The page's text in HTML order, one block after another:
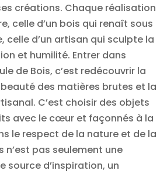
créations. Chaque réalisation
celle d’un bois qui renaît sous
celle d’un artisan qui sculpte la
et humilité. Entrer dans
de Bois, c’est redécouvrir la
des matières brutes et la
C’est choisir des objets
avec le cœur et façonnés à la
le respect de la nature et de la
n’est pas seulement une
source d’inspiration, un